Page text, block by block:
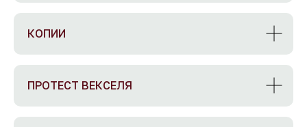
КОПИИ
ПРОТЕСТ ВЕКСЕЛЯ